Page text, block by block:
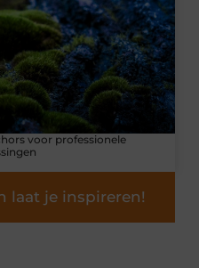
voor professionele
laat je inspireren!